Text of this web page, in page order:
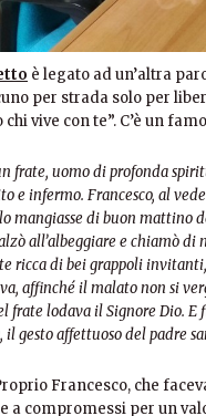
è legato ad un’altra
per strada solo per
vive con te”. C’è un
frate, uomo di profonda
e infermo. Francesco, al
mangiasse di buon mattino
all’albeggiare e chiamò
ricca di bei grappoli
affinché il malato non si
frate lodava il Signore Dio. E
il gesto affettuoso del padre
Francesco, che
a compromessi per un